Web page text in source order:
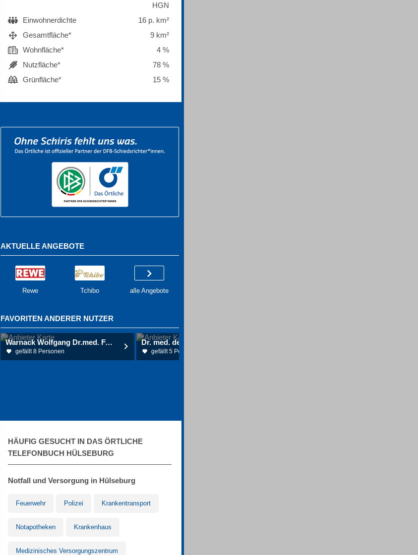
HGN
Einwohnerdichte
16 p. km²
Gesamtfläche*
9 km²
Wohnfläche*
4 %
Nutzfläche*
78 %
Grünfläche*
15 %
AKTUELLE ANGEBOTE
Rewe Tchibo alle Angebote
FAVORITEN ANDERER NUTZER
Warnack Wolfgang Dr.med. FA für Urologie
gefällt 8 Personen gefällt 5 Personen
HÄUFIG GESUCHT IN DAS ÖRTLICHE
TELEFONBUCH HÜLSEBURG
Notfall und Versorgung in Hülseburg
Feuerwehr Polizei Krankentransport
Notapotheken Krankenhaus
Medizinisches Versorgungszentrum